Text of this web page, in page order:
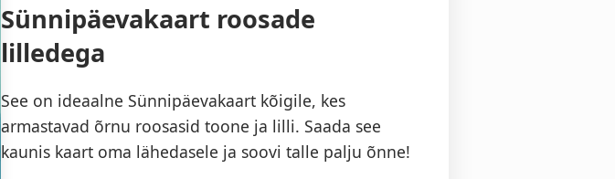
Sünnipäevakaart roosade
lilledega
See on ideaalne Sünnipäevakaart kõigile, kes
armastavad õrnu roosasid toone ja lilli. Saada see
kaunis kaart oma lähedasele ja soovi talle palju õnne!